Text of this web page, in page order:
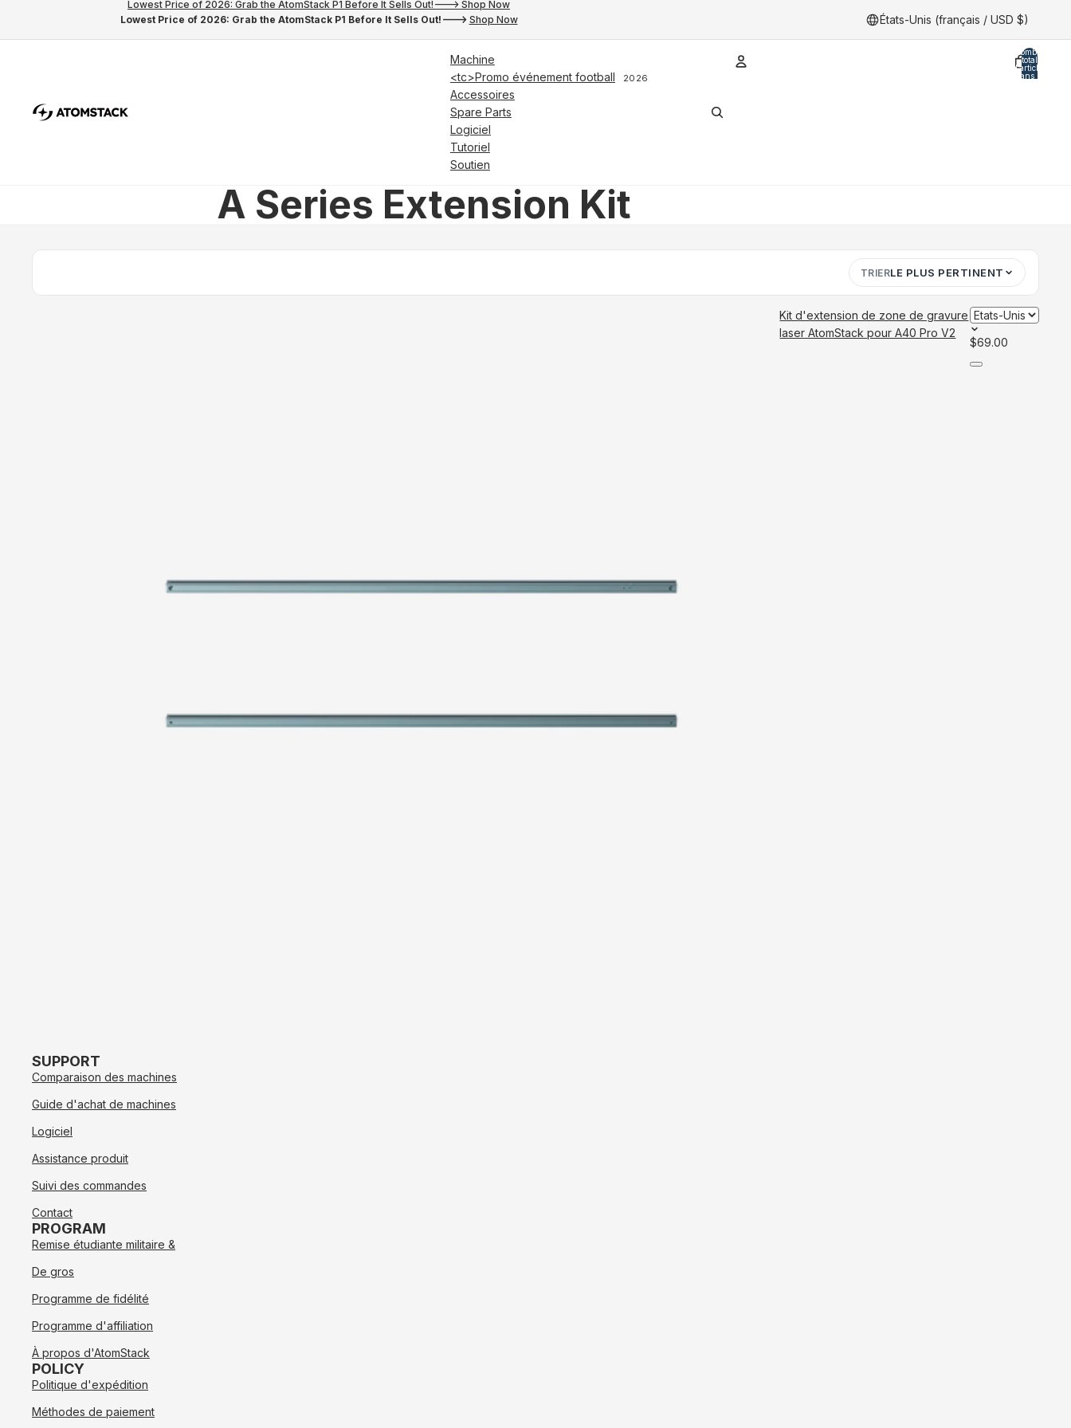
Lowest Price of 2026: Grab the AtomStack P1 Before It Sells Out!---> Shop Now
Lowest Price of 2026: Grab the AtomStack P1 Before It Sells Out!---> Shop Now
États-Unis (français / USD $)
Machine
<tc>Promo événement football
2026
Accessoires
Spare Parts
Logiciel
Tutoriel
Soutien
Nombre
total
d’articles
dans le
A Series Extension Kit
TRIERLE PLUS PERTINENT
Kit d'extension de zone de gravure
laser AtomStack pour A40 Pro V2
$69.00
SUPPORT
Comparaison des machines
Guide d'achat de machines
Logiciel
Assistance produit
Suivi des commandes
Contact
PROGRAM
Remise étudiante militaire &
De gros
Programme de fidélité
Programme d'affiliation
À propos d'AtomStack
POLICY
Politique d'expédition
Méthodes de paiement